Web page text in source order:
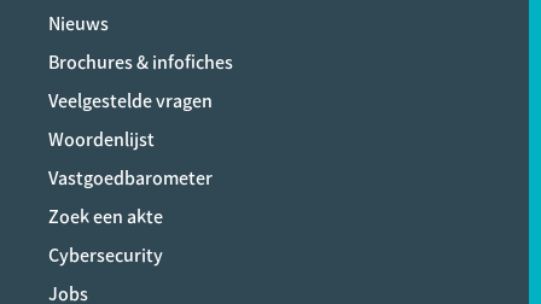
Nieuws
Brochures & infofiches
Veelgestelde vragen
Woordenlijst
Vastgoedbarometer
Zoek een akte
Cybersecurity
Jobs